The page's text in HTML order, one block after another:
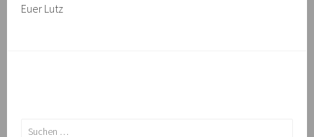
Euer Lutz
Suchen